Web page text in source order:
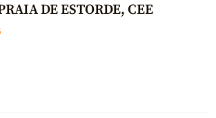
DE ESTORDE, CEE